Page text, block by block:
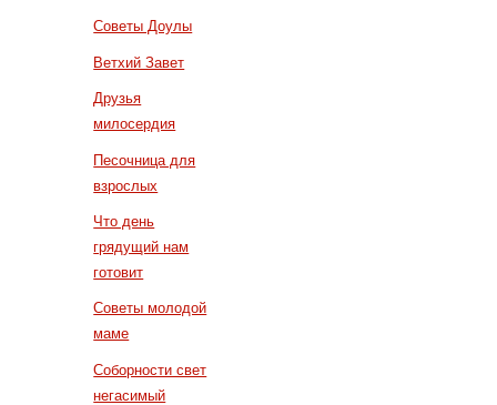
Советы Доулы
Ветхий Завет
Друзья
милосердия
Песочница для
взрослых
Что день
грядущий нам
готовит
Советы молодой
маме
Соборности свет
негасимый